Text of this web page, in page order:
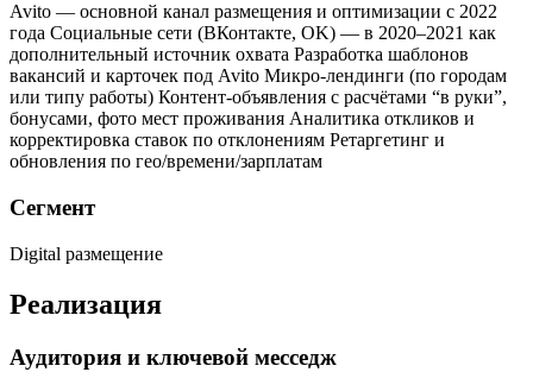
Avito — основной канал размещения и оптимизации с 2022
года Социальные сети (ВКонтакте, OK) — в 2020–2021 как
дополнительный источник охвата Разработка шаблонов
вакансий и карточек под Avito Микро-лендинги (по городам
или типу работы) Контент-объявления с расчётами “в руки”,
бонусами, фото мест проживания Аналитика откликов и
корректировка ставок по отклонениям Ретаргетинг и
обновления по гео/времени/зарплатам
Сегмент
Digital размещение
Реализация
Аудитория и ключевой месседж